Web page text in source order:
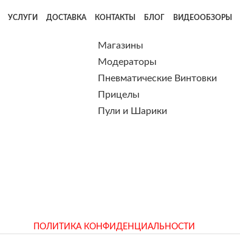
УСЛУГИ ДОСТАВКА КОНТАКТЫ БЛОГ ВИДЕООБЗОРЫ
Магазины
Модераторы
Пневматические Винтовки
Прицелы
Пули и Шарики
ПОЛИТИКА КОНФИДЕНЦИАЛЬНОСТИ